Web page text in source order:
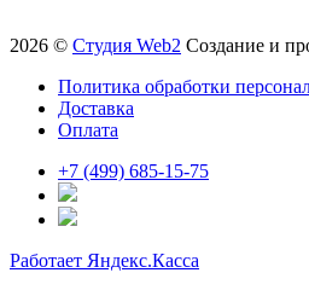
2026 © Студия Web2 Создание и
Политика обработки
Доставка
Оплата
+7 (499) 685-15-75
Работает Яндекс.Касса